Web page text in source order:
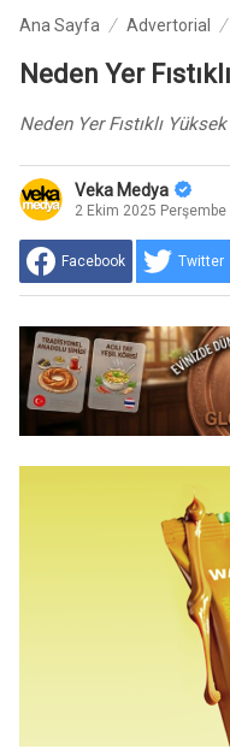
Ana Sayfa Advertorial
Neden Yer
Neden Yer Fıstıklı
Veka Medya
2 Ekim 2025 Perşembe
Facebook Twitter